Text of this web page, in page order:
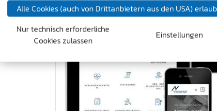
Alle Cookies (auch von Drittanbietern aus den USA)
Nur technisch erforderliche
Cookies zulassen
Einstellungen